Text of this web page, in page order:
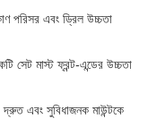
পরিসর এবং ড্রিল উচ্চতা
সেট মাস্ট ফ্রন্ট-এন্ডের উচ্চতা
এবং সুবিধাজনক মাউন্টকে